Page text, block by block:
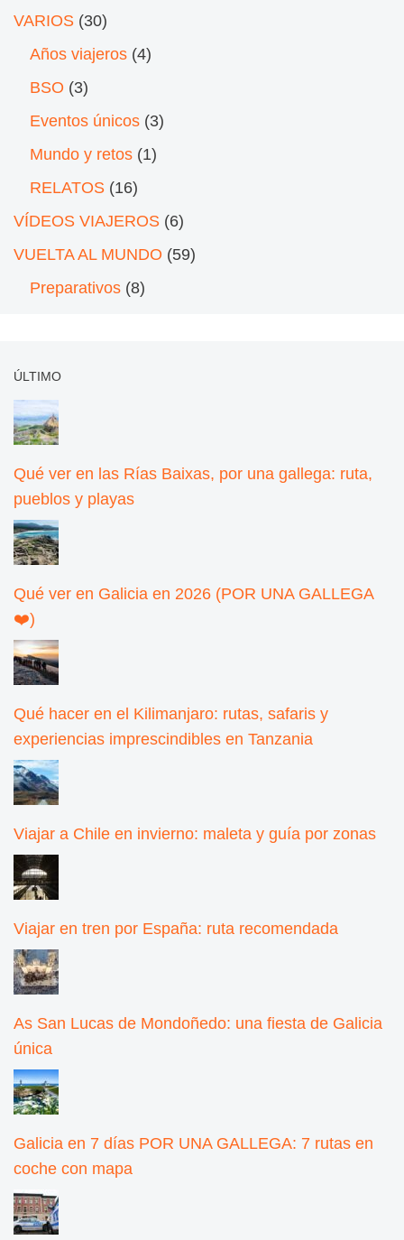
VARIOS (30)
Años viajeros (4)
BSO (3)
Eventos únicos (3)
Mundo y retos (1)
RELATOS (16)
VÍDEOS VIAJEROS (6)
VUELTA AL MUNDO (59)
Preparativos (8)
ÚLTIMO
Qué ver en las Rías Baixas, por una gallega: ruta,
pueblos y playas
Qué ver en Galicia en 2026 (POR UNA GALLEGA
❤️)
Qué hacer en el Kilimanjaro: rutas, safaris y
experiencias imprescindibles en Tanzania
Viajar a Chile en invierno: maleta y guía por zonas
Viajar en tren por España: ruta recomendada
As San Lucas de Mondoñedo: una fiesta de Galicia
única
Galicia en 7 días POR UNA GALLEGA: 7 rutas en
coche con mapa